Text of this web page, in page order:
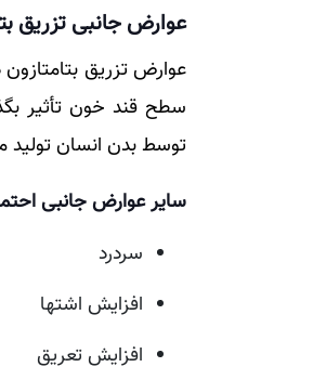
عوارض جانبی تزریق
عوارض تزریق
سطح قند خون تأثیر
توسط بدن انسان
سایر عوارض جانبی
سردرد
افزایش اشتها
افزایش تعریق